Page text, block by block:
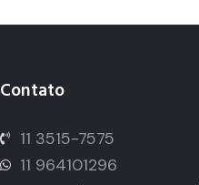
Contato
11 3515-7575
11 964101296